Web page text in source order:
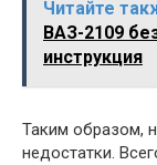
Читайте
ВАЗ-2109
инструкция
Таким образом,
недостатки.